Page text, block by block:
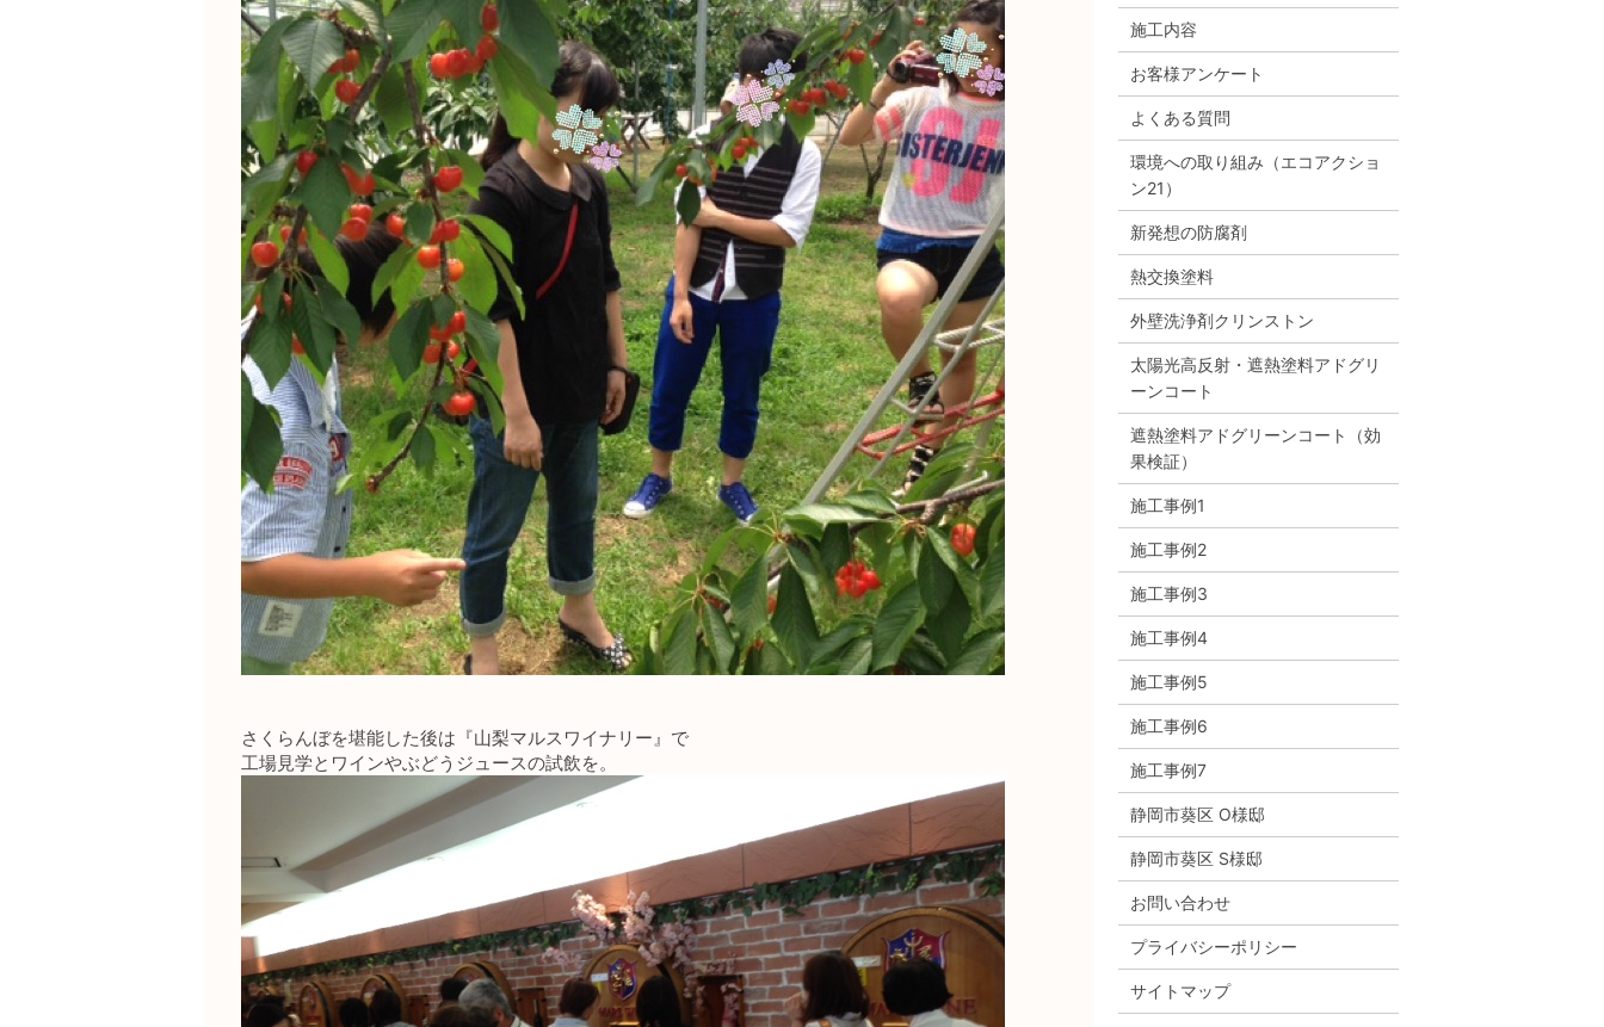
さくらんぼを堪能した後は『山梨マルスワイナリー』で
工場見学とワインやぶどうジュースの試飲を。
施工内容
お客様アンケート
よくある質問
環境への取り組み （エコアクショ
ン21）
新発想の防腐剤
熱交換塗料
外壁洗浄剤クリンストン
太陽光高反射・遮熱塗料アドグリ
ーンコート
遮熱塗料アドグリーンコート（効
果検証）
施工事例1
施工事例2
施工事例3
施工事例4
施工事例5
施工事例6
施工事例7
静岡市葵区 O様邸
静岡市葵区 S様邸
お問い合わせ
プライバシーポリシー
サイトマップ